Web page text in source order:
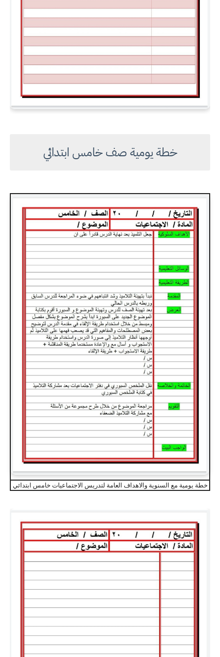
خطة يومية صف خامس ابتدائي
خطة يومية مع السنوية والاهداف العامة لتدريس الاجتماعيات خامس ابتدائي